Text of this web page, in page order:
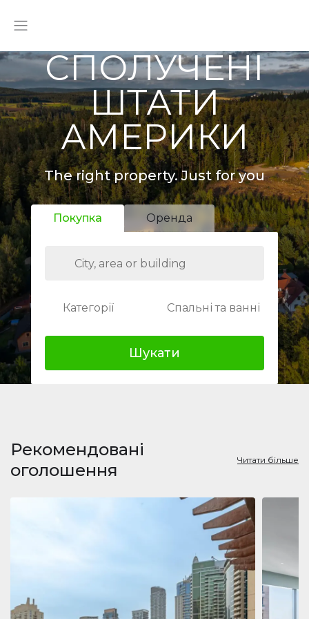
СПОЛУЧЕНІ
ШТАТИ
АМЕРИКИ
The right property. Just for you
Покупка Оренда
Категорії Спальні та ванні
Шукати
Рекомендовані
оголошення
Читати більше